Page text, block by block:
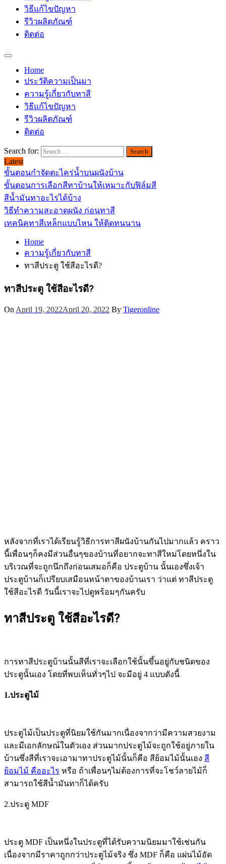
วิธีแก้ไขปัญหา
รีวิวผลิตภัณฑ์
ติดต่อ
Home
ประวัติความเป็นมา
ความรู้เกี่ยวกับทาสี
วิธีแก้ไขปัญหา
รีวิวผลิตภัณฑ์
ติดต่อ
Search for:
Latest
ขั้นตอนกำจัดตะไคร่น้ำบนผนังบ้าน
ขั้นตอนการเลือกสีทาบ้านให้เหมาะกับฟิล์มสี
สีน้ำมันทาอะไรได้บ้าง
วิธีทำความสะอาดผนัง ก่อนทาสี
เทคนิคทาสีเหล็กแบบไหน ให้ติดทนนาน
Home
ความรู้เกี่ยวกับทาสี
ทาสีประตู ใช้สีอะไรดี?
ทาสีประตู ใช้สีอะไรดี?
OnApril 19, 2022April 20, 2022 By Tigeronline
หลังจากที่เราได้เรียนรู้วิธีการทาสีผนังบ้านกันไปมากแล้ว คราว
นี้เพื่อนๆก็คงมีส่วนอื่นๆของบ้านที่อยากจะทาสีใหม่โดยหนึ่งใน
บริเวณที่จะถูกนึกถึงก่อนเสมอก็คือ ประตูบ้าน นั้นเองซึ่งเจ้า
ประตูบ้านก็เปรียบเสมือนหน้าตาของบ้านเรา ว่าแต่ ทาสีประตู
ใช้สีอะไรดี วันนี้เราจะไปดูพร้อมๆกันครับ
ทาสีประตู ใช้สีอะไรดี?
การทาสีประตูบ้านนั้นสีที่เราจะเลือกใช้นั้นขึ้นอยู่กับชนิดของ
ประตูนั้นเอง โดยที่พบเห็นทั่วๆไป จะมีอยู่ 4 แบบดังนี้
1.ประตูไม้
ประตูไม้เป็นประตูที่นิยมใช้กันมากเนื่องจากว่ามีความสวยงาม
และมีเอกลักษณ์ในตัวเอง ส่วนมากประตูไม้จะถูกใช้อยู่ภายใน
บ้านซึ่งสีที่เราจะเอามาทาประตูไม้นั้นก็คือ สีย้อมไม้นั้นเอง สี
ย้อมไม้ คืออะไร หรือ ถ้าเพื่อนๆไม่ต้องการที่จะโชว์ลายไม้ก็
สามารถใช้สีน้ำมันทาก็ได้ครับ
2.ประตู MDF
ประตู MDF เป็นหนึ่งในประตูที่ได้รับความนิยมมาใช้เช่นกัน
เนื่องจากมีราคาถูกกว่าประตูไม้จริง ซึ่ง MDF ก็คือ แผ่นไม้อัด